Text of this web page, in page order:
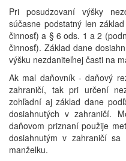
Pri posudzovaní výšky
súčasne podstatný len
činnosť) a § 6 ods. 1 a 2
činnosť). Základ dane
výšku nezdaniteľnej časti na
Ak mal daňovník - daňový
zahraničí, tak pri určení
zohľadní aj základ dane
dosiahnutých v zahraničí.
daňovom priznaní použije
dosiahnutým v zahraničí sa
manželku.